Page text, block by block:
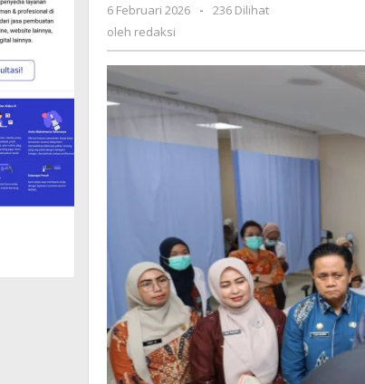
yang
6 Februari 2026
oleh
-
236 Dilihat
oleh redaksi